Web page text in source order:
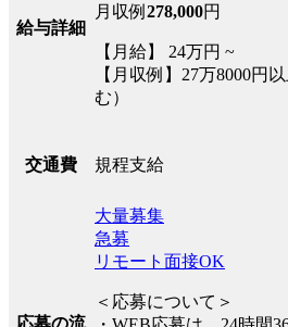
給与詳細
月収例 278,000円
【月給】 24万円 ~
【月収例】27万8000円
む）
交通費 規程支給
応募の流
大量募集
急募
リモート面接OK
＜応募について＞